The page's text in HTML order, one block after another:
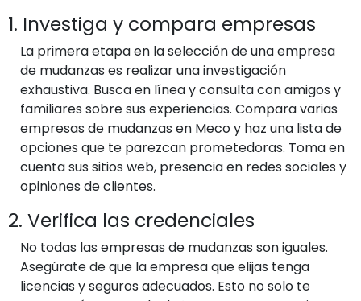
1. Investiga y compara empresas
La primera etapa en la selección de una empresa
de mudanzas es realizar una investigación
exhaustiva. Busca en línea y consulta con amigos y
familiares sobre sus experiencias. Compara varias
empresas de mudanzas en Meco y haz una lista de
opciones que te parezcan prometedoras. Toma en
cuenta sus sitios web, presencia en redes sociales y
opiniones de clientes.
2. Verifica las credenciales
No todas las empresas de mudanzas son iguales.
Asegúrate de que la empresa que elijas tenga
licencias y seguros adecuados. Esto no solo te